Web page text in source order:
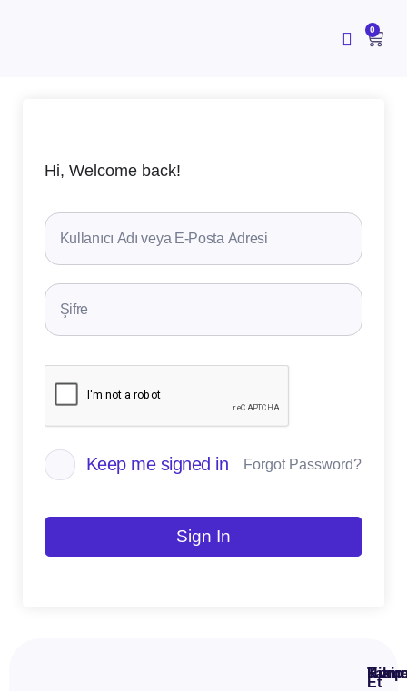
0
Hi, Welcome back!
Keep me signed in Forgot Password?
Sign In
Takip
Et